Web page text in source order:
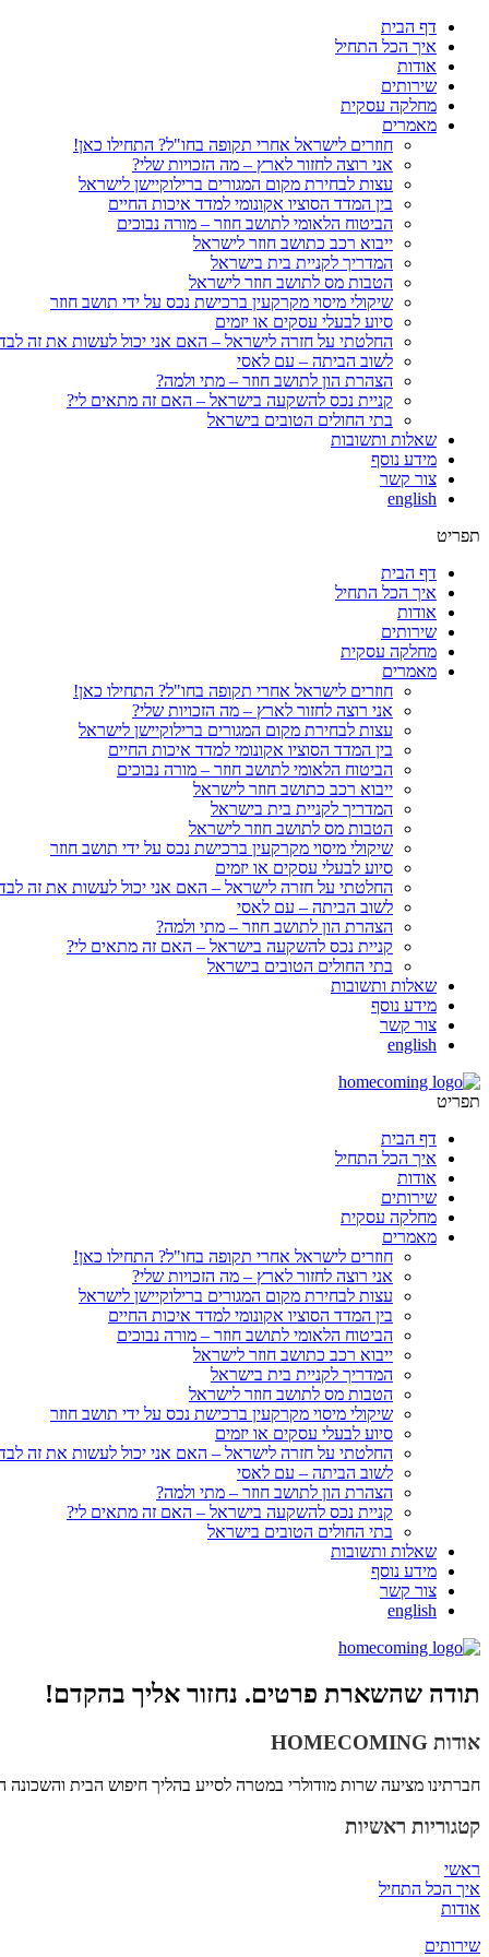
דף הבית
איך הכל התחיל
אודות
שירותים
מחלקה עסקית
מאמרים
חוזרים לישראל אחרי תקופה בחו"ל? התחילו כאן!
אני רוצה לחזור לארץ – מה הזכויות שלי?
עצות לבחירת מקום המגורים ברילוקיישן לישראל
בין המדד הסוציו אקונומי למדד איכות החיים
הביטוח הלאומי לתושב חוזר – מורה נבוכים
ייבוא רכב כתושב חוזר לישראל
המדריך לקניית בית בישראל
הטבות מס לתושב חוזר לישראל
שיקולי מיסוי מקרקעין ברכישת נכס על ידי תושב חוזר
סיוע לבעלי עסקים או יזמים
החלטתי על חזרה לישראל – האם אני יכול לעשות את זה
לשוב הביתה – עם לאסי
הצהרת הון לתושב חוזר – מתי ולמה?
קניית נכס להשקעה בישראל – האם זה מתאים לי?
בתי החולים הטובים בישראל
שאלות ותשובות
מידע נוסף
צור קשר
english
תפריט
דף הבית
איך הכל התחיל
אודות
שירותים
מחלקה עסקית
מאמרים
חוזרים לישראל אחרי תקופה בחו"ל? התחילו כאן!
אני רוצה לחזור לארץ – מה הזכויות שלי?
עצות לבחירת מקום המגורים ברילוקיישן לישראל
בין המדד הסוציו אקונומי למדד איכות החיים
הביטוח הלאומי לתושב חוזר – מורה נבוכים
ייבוא רכב כתושב חוזר לישראל
המדריך לקניית בית בישראל
הטבות מס לתושב חוזר לישראל
שיקולי מיסוי מקרקעין ברכישת נכס על ידי תושב חוזר
סיוע לבעלי עסקים או יזמים
החלטתי על חזרה לישראל – האם אני יכול לעשות את זה
לשוב הביתה – עם לאסי
הצהרת הון לתושב חוזר – מתי ולמה?
קניית נכס להשקעה בישראל – האם זה מתאים לי?
בתי החולים הטובים בישראל
שאלות ותשובות
מידע נוסף
צור קשר
english
תפריט
דף הבית
איך הכל התחיל
אודות
שירותים
מחלקה עסקית
מאמרים
חוזרים לישראל אחרי תקופה בחו"ל? התחילו כאן!
אני רוצה לחזור לארץ – מה הזכויות שלי?
עצות לבחירת מקום המגורים ברילוקיישן לישראל
בין המדד הסוציו אקונומי למדד איכות החיים
הביטוח הלאומי לתושב חוזר – מורה נבוכים
ייבוא רכב כתושב חוזר לישראל
המדריך לקניית בית בישראל
הטבות מס לתושב חוזר לישראל
שיקולי מיסוי מקרקעין ברכישת נכס על ידי תושב חוזר
סיוע לבעלי עסקים או יזמים
החלטתי על חזרה לישראל – האם אני יכול לעשות את זה
לשוב הביתה – עם לאסי
הצהרת הון לתושב חוזר – מתי ולמה?
קניית נכס להשקעה בישראל – האם זה מתאים לי?
בתי החולים הטובים בישראל
שאלות ותשובות
מידע נוסף
צור קשר
english
תודה שהשארת פרטים. נחזור אליך בהקדם!
אודות
חברתינו מציעה שרות מודולרי במטרה לסייע בהליך חיפוש הבית
קטגוריות ראשיות
ראשי
איך הכל התחיל
אודות
שירותים